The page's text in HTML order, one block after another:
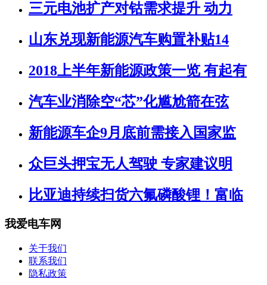
三元电池扩产对钴需求提升 动力
山东兑现新能源汽车购置补贴14
2018上半年新能源政策一览 有起有
汽车业消除空“芯”化尴尬箭在弦
新能源车企9月底前需接入国家监
众巨头押宝无人驾驶 专家建议明
比亚迪持续扫货六氟磷酸锂！富临
我爱电车网
关于我们
联系我们
隐私政策